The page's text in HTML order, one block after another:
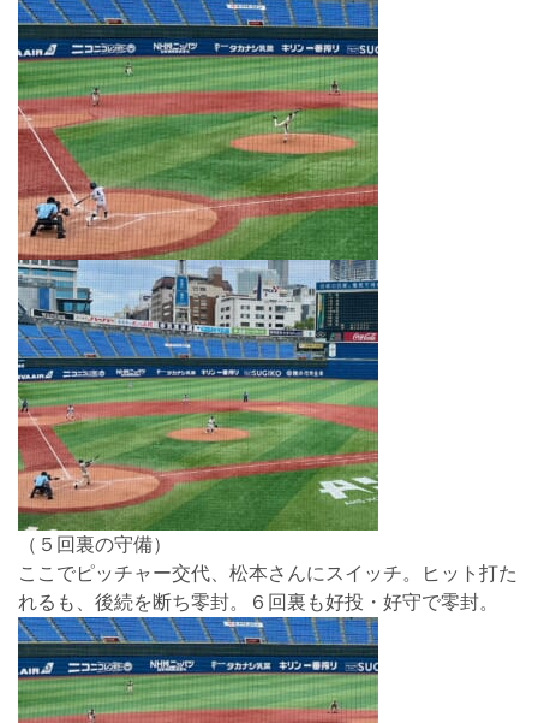
（５回裏の守備）
ここでピッチャー交代、松本さんにスイッチ。ヒット打た
れるも、後続を断ち零封。６回裏も好投・好守で零封。